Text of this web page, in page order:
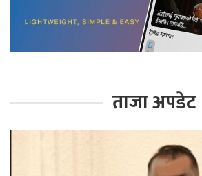
ताजा अपडेट